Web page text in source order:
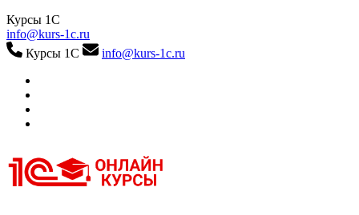
Курсы 1С
info@kurs-1c.ru
Курсы 1С
info@kurs-1c.ru